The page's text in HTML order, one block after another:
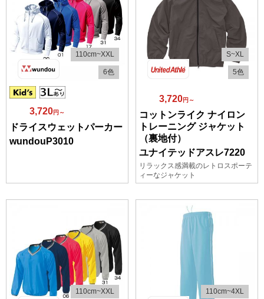
6色
110cm~XXL
3,720円～
ドライスウェットパーカー
wundouP3010
5色
S~XL
3,720円～
コットンライク ナイロン
トレーニング ジャケット
（裏地付）
ユナイテッドアスレ7220
リラックス感満載のレトロスポーテ
ィーなジャケット
110cm~XXL 110cm~4XL